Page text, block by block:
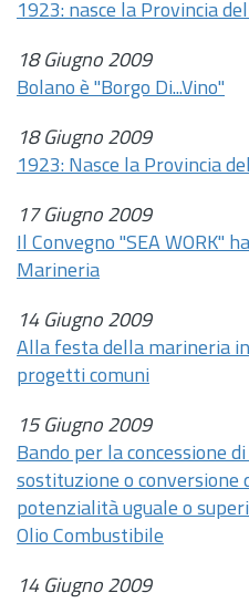
1923: nasce la Provincia
18 Giugno 2009
Bolano è "Borgo Di...Vino"
18 Giugno 2009
1923: Nasce la Provincia
17 Giugno 2009
Il Convegno "SEA WORK"
Marineria
14 Giugno 2009
Alla festa della marineria
progetti comuni
15 Giugno 2009
Bando per la concessione
sostituzione o conversione
potenzialità uguale o
Olio Combustibile
14 Giugno 2009